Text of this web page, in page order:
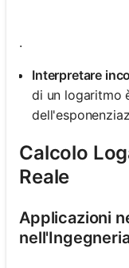
.
Interpretare
di un logaritmo
Calcolo
Reale
Applicazioni